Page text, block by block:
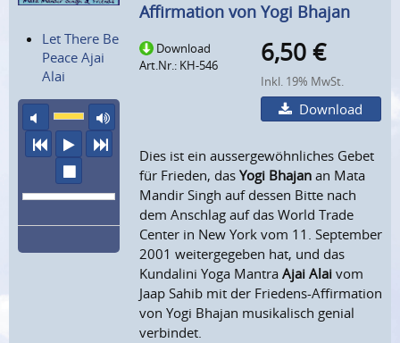
Let There Be
Peace Ajai
Alai
Ton aus
maximale Laustärke
vorheriger Titel
Abspielen
Wiedergabe stoppen
Affirmation von Yogi Bhajan
Download
Art.Nr.: KH-546
6,50 €
Inkl. 19% MwSt.
Download
Dies ist ein aussergewöhnliches Gebet
für Frieden, dasYogi Bhajan an Mata
Mandir Singh auf dessen Bitte nach
dem Anschlag auf das World Trade
Center in New York vom 11. September
2001 weitergegeben hat, und das
Kundalini Yoga MantraAjai Alai vom
Jaap Sahib mit der Friedens-Affirmation
von Yogi Bhajan musikalisch genial
verbindet.